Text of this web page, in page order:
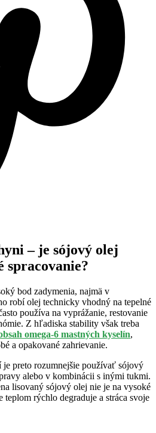
– je sójový olej
spracovanie?
bod zadymenia, najmä v
robí olej technicky vhodný na tepelné
používa na vyprážanie, restovanie
Z hľadiska stability však treba
omega-6 mastných kyselín,
a opakované zahrievanie.
je preto rozumnejšie používať sójový
alebo v kombinácii s inými tukmi.
lisovaný sójový olej nie je na vysoké
rýchlo degraduje a stráca svoje